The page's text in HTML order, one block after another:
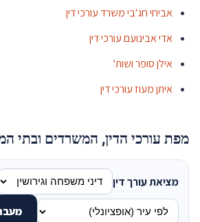
אביחי חג'בי משרד עורכי דין
אדי אבינועם עורכי דין
אילן סופר ושות'
איתן מעוז עורכי דין
מפת עורכי הדין, המשרדים ובתי
מציאת עורך דין